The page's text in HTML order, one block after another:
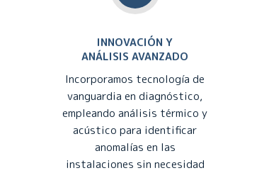
INNOVACIÓN Y
ANÁLISIS AVANZADO
Incorporamos tecnología de
vanguardia en diagnóstico,
empleando análisis térmico y
acústico para identificar
anomalías en las
instalaciones sin necesidad